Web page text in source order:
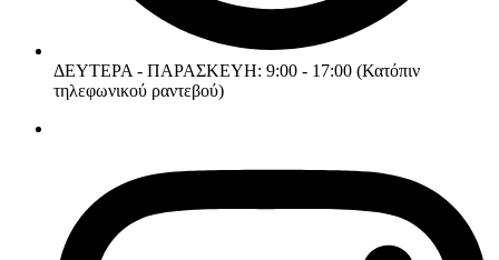
ΔΕΥΤΕΡΑ - ΠΑΡΑΣΚΕΥΗ: 9:00 - 17:00 (Κατόπιν
τηλεφωνικού ραντεβού)